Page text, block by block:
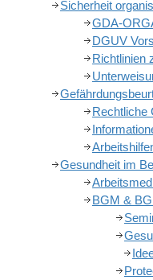
Sicherheit
GDA-
DGUV
Richtlinien
Rechtliche
Gesundheit im
BGM &